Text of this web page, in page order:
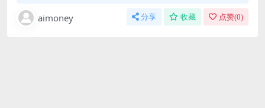
aimoney 分享 收藏 点赞(0)